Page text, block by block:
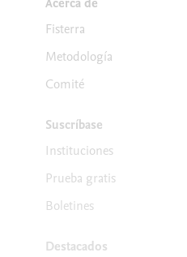
Fisterra
Metodología
Comité
Suscríbase
Instituciones
Prueba gratis
Boletines
Destacados